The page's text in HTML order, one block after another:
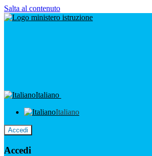
Salta al contenuto
Italiano
Italiano
Accedi
Accedi